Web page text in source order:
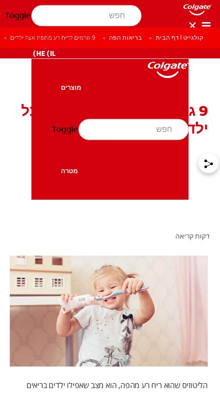
Toggle
לאנשי המקצוע
HE (IL)
HE (IL)
מוצרים
בריאות הפה
מטרה
Toggle
קולגייט | דף הבית בריאות הפה 9 גורמים לריח רע מהפה אצל ילדים
9 גורמים לריח רע מהפה אצל
ילדים
דקות קריאה
הליטוזיס שהוא ריח רע מהפה, הוא מצב שאפילו ילדים בריאים